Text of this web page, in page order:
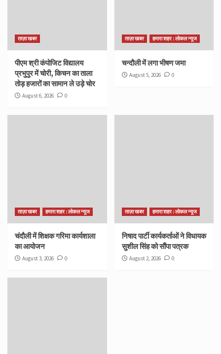
ताज़ा खबर
पीएम श्री कंपोजिट विद्यालय
प्रभुपुर में चोरी, किचन का ताला
तोड़ हजारों का सामान ले उड़े चोर
August 6, 2026 0
ताज़ा खबर हमारा शहर : लोकल न्यूज
चन्दौली में लगा भीषण जमा
August 5, 2026 0
ताज़ा खबर हमारा शहर : लोकल न्यूज
चंदौली में शिक्षक गरिमा कार्यशाला
का आयोजन
August 3, 2026 0
ताज़ा खबर हमारा शहर : लोकल न्यूज
निषाद पार्टी कार्यकर्ताओं ने विधायक
सुशील सिंह को सौंपा पत्रक
August 2, 2026 0